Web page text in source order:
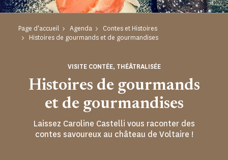
Page d'accueil Agenda
Contes et Histoires
Histoires de gourmands et de gourmandises
Histoires de gourmands
et de gourmandises
VISITE CONTÉE, THÉÂTRALISÉE
Laissez Caroline Castelli vous raconter des
contes savoureux au château de Voltaire !